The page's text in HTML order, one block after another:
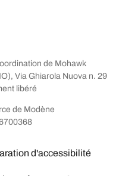
de Mohawk
Via Ghiarola Nuova n. 29
libéré
de Modène
d'accessibilité